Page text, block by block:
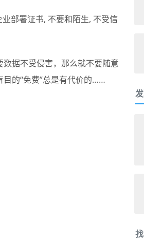
部署证书, 不要和陌生, 不受信
据不受侵害，那么就不要随意
目的“免费”总是有代价的……